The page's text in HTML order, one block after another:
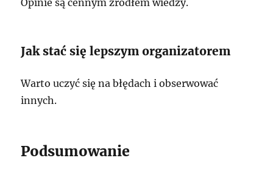
Jak stać się lepszym organizatorem
Warto uczyć się na błędach i obserwować
innych.
Podsumowanie